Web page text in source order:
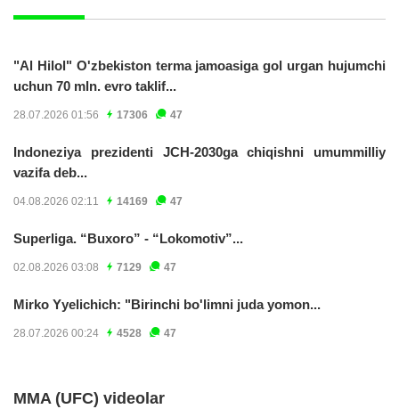
"Al Hilol" O'zbekiston terma jamoasiga gol urgan hujumchi
uchun 70 mln. evro taklif...
28.07.2026 01:56 17306 47
Indoneziya prezidenti JCH-2030ga chiqishni umummilliy
vazifa deb...
04.08.2026 02:11 14169 47
Superliga. “Buxoro” - “Lokomotiv”...
02.08.2026 03:08 7129 47
Mirko Yyelichich: "Birinchi bo'limni juda yomon...
28.07.2026 00:24 4528 47
MMA (UFC) videolar